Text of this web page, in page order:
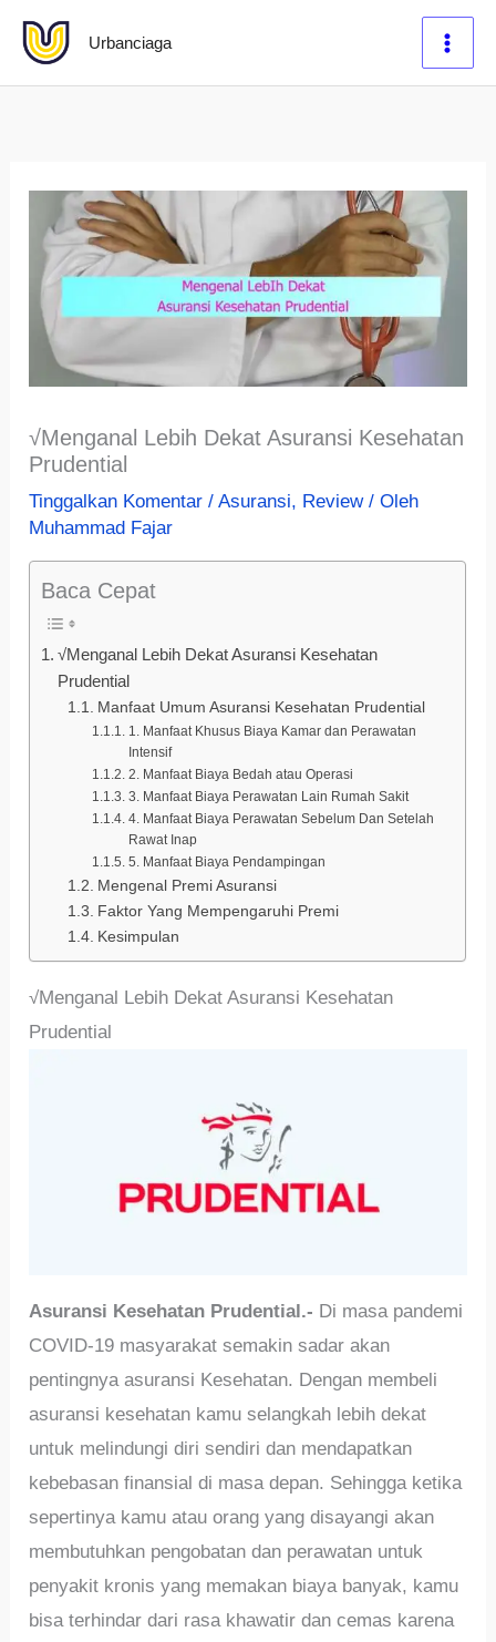
Lewati
konten
Urbanciaga
√Menganal Lebih Dekat Asuransi Kesehatan
Prudential
Tinggalkan Komentar /Asuransi, Review/ Oleh
Muhammad Fajar
Baca Cepat
√Menganal Lebih Dekat Asuransi Kesehatan
Prudential
Manfaat Umum Asuransi Kesehatan Prudential
1. Manfaat Khusus Biaya Kamar dan Perawatan
Intensif
2. Manfaat Biaya Bedah atau Operasi
3. Manfaat Biaya Perawatan Lain Rumah Sakit
4. Manfaat Biaya Perawatan Sebelum Dan Setelah
Rawat Inap
5. Manfaat Biaya Pendampingan
Mengenal Premi Asuransi
Faktor Yang Mempengaruhi Premi
Kesimpulan
√Menganal Lebih Dekat Asuransi Kesehatan
Prudential
Asuransi Kesehatan Prudential.- Di masa pandemi
COVID-19 masyarakat semakin sadar akan
pentingnya asuransi Kesehatan. Dengan membeli
asuransi kesehatan kamu selangkah lebih dekat
untuk melindungi diri sendiri dan mendapatkan
kebebasan finansial di masa depan. Sehingga ketika
sepertinya kamu atau orang yang disayangi akan
membutuhkan pengobatan dan perawatan untuk
penyakit kronis yang memakan biaya banyak, kamu
bisa terhindar dari rasa khawatir dan cemas karena